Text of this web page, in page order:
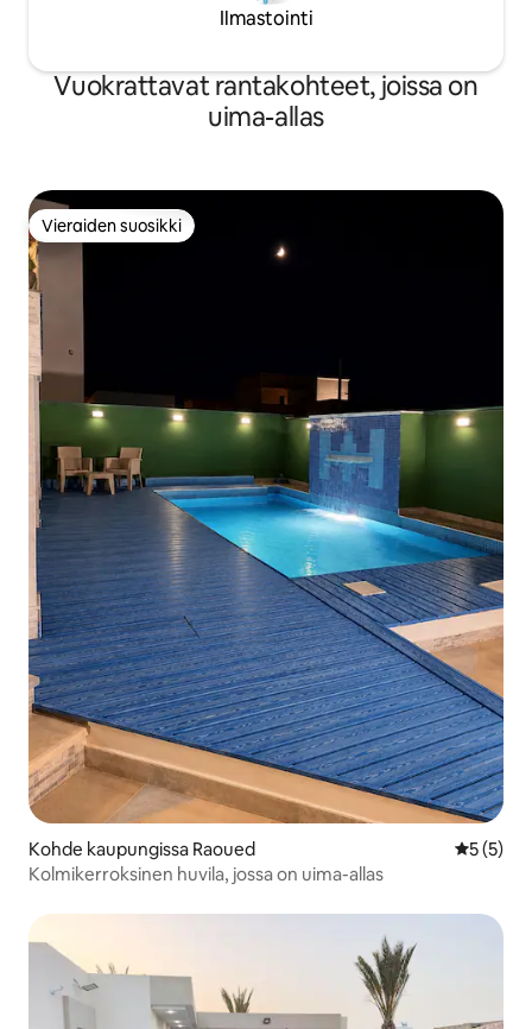
Ilmastointi
Vuokrattavat rantakohteet, joissa on
uima-allas
Vieraiden suosikki
Vieraiden suosikki
Kohde kaupungissa Raoued
5 (5)
Kolmikerroksinen huvila, jossa on uima-allas